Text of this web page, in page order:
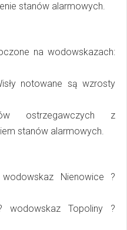
stanów alarmowych.
na wodowskazach:
notowane są wzrosty
ostrzegawczych z
stanów alarmowych.
Nienowice ?
wodowskaz Topoliny ?